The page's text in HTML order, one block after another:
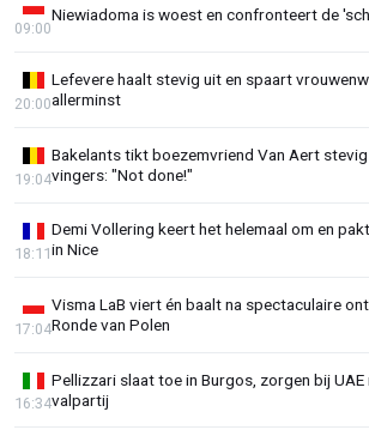
Niewiadoma is woest en confronteert de
09:00
Lefevere haalt stevig uit en spaart
allerminst
20:00
Bakelants tikt boezemvriend Van Aert
vingers: "Not done!"
19:04
Demi Vollering keert het helemaal om en
in Nice
18:11
Visma LaB viert én baalt na spectaculaire
Ronde van Polen
17:04
Pellizzari slaat toe in Burgos, zorgen bij UAE
valpartij
16:34